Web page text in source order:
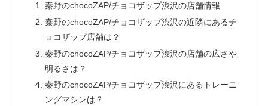
秦野のchocoZAP/チョコザップ渋沢の店舗情報
秦野のchocoZAP/チョコザップ渋沢の近隣にあるチ
ョコザップ店舗は？
秦野のchocoZAP/チョコザップ渋沢の店舗の広さや
明るさは？
秦野のchocoZAP/チョコザップ渋沢にあるトレーニ
ングマシンは？